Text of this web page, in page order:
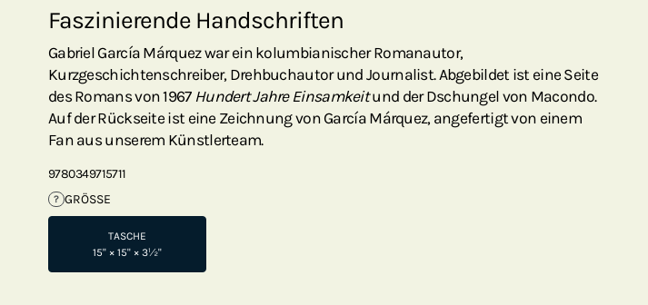
Faszinierende Handschriften
Gabriel García Márquez war ein kolumbianischer Romanautor,
Kurzgeschichtenschreiber, Drehbuchautor und Journalist. Abgebildet ist eine Seite
des Romans von 1967 Hundert Jahre Einsamkeitund der Dschungel von Macondo.
Auf der Rückseite ist eine Zeichnung von García Márquez, angefertigt von einem
Fan aus unserem Künstlerteam.
9780349715711
? GRÖSSE
TASCHE
15" × 15" × 3½"